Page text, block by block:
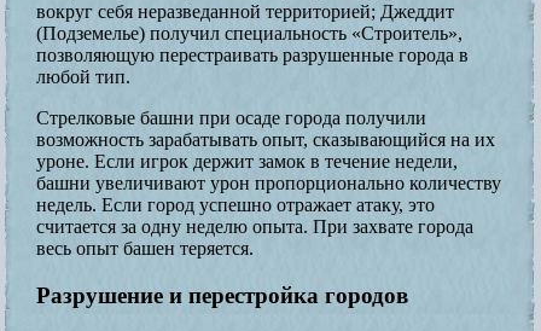
вокруг себя неразведанной территорией; Джеддит
(Подземелье) получил специальность «Строитель»,
позволяющую перестраивать разрушенные города в
любой тип.
Стрелковые башни при осаде города получили
возможность зарабатывать опыт, сказывающийся на их
уроне. Если игрок держит замок в течение недели,
башни увеличивают урон пропорционально количеству
недель. Если город успешно отражает атаку, это
считается за одну неделю опыта. При захвате города
весь опыт башен теряется.
Разрушение и перестройка городов